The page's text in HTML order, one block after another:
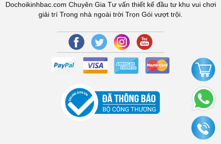
Dochoikinhbac.com Chuyên Gia Tư vấn thiết kế đầu tư khu vui chơi
giải trí Trong nhà ngoài trời Trọn Gói vượt trội.